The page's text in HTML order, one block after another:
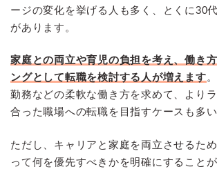
ージの変化を挙げる人も多く、とくに30
があります。
家庭との両立や育児の負担を考え、働き
ングとして転職を検討する人が増えます
勤務などの柔軟な働き方を求めて、より
合った職場への転職を目指すケースも多い
ただし、キャリアと家庭を両立させるた
って何を優先すべきかを明確にすること